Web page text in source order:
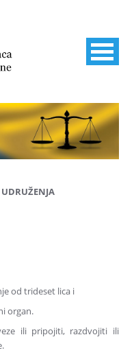
od trideset lica i
organ.
ili pripojiti, razdvojiti ili